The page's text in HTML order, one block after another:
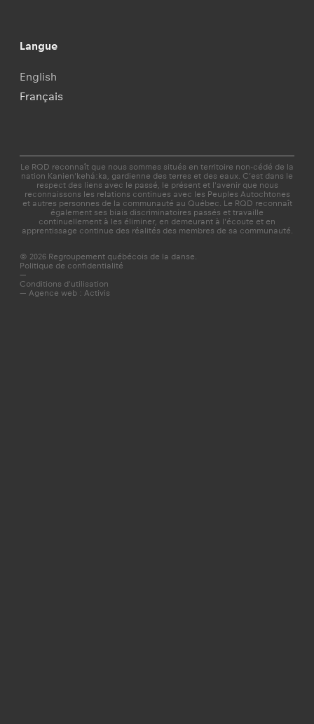
Langue
English
Français
Le RQD reconnaît que nous sommes situés en territoire non-cédé de la
nation Kanien'kehá:ka, gardienne des terres et des eaux. C’est dans le
respect des liens avec le passé, le présent et l'avenir que nous
reconnaissons les relations continues avec les Peuples Autochtones
et autres personnes de la communauté au Québec. Le RQD reconnaît
également ses biais discriminatoires passés et travaille
continuellement à les éliminer, en demeurant à l'écoute et en
apprentissage continue des réalités des membres de sa communauté.
© 2026 Regroupement québécois de la danse.
Politique de confidentialité
—
Conditions d'utilisation
— Agence web : Activis